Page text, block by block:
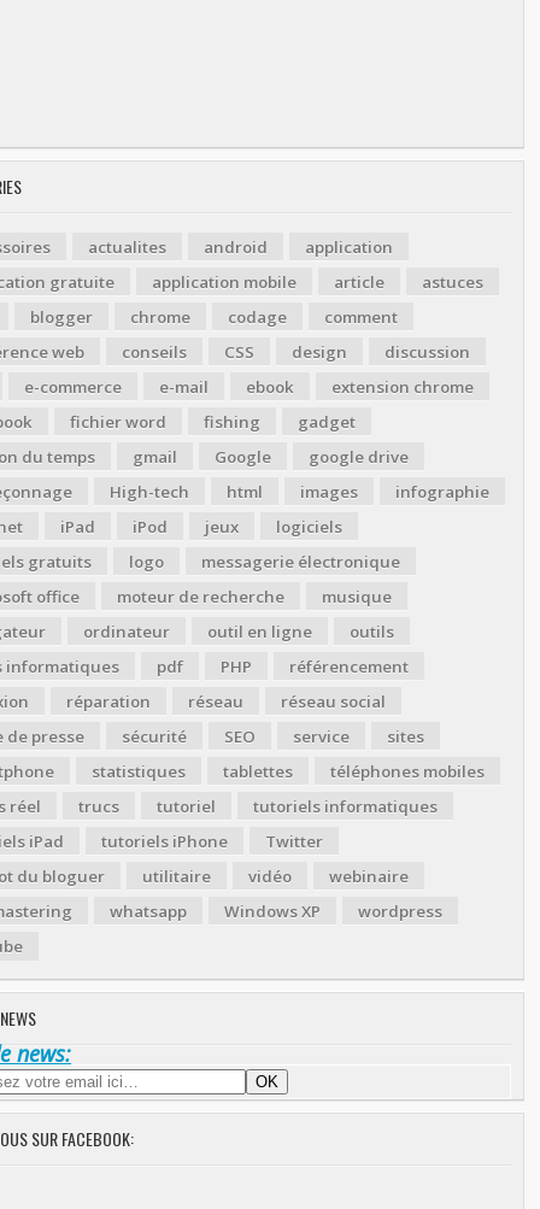
actualites android
application
gratuite
application mobile article
astuces
blogger
chrome codage
comment
web
conseils CSS design
discussion
e-commerce
e-mail ebook
extension chrome
fichier word fishing
gadget
du temps
gmail Google
google drive
High-tech html images
infographie
iPad iPod jeux
logiciels
gratuits
logo
messagerie électronique
office
moteur de recherche
musique
ordinateur outil en ligne
outils
informatiques
pdf PHP
référencement
réparation réseau
réseau social
de presse
sécurité SEO service
sites
statistiques tablettes
téléphones mobiles
réel
trucs tutoriel
tutoriels informatiques
iPad
tutoriels iPhone
Twitter
du bloguer
utilitaire vidéo
webinaire
whatsapp Windows XP
wordpress
news:
SUR FACEBOOK: